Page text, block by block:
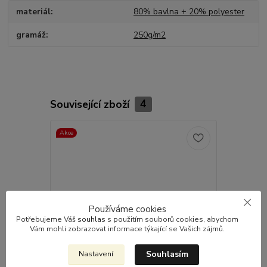
materiál 80% bavlna + 20% polyester
gramáž 250g/m2
Související zboží 4
Akce
2 290 Kč
Používáme cookies
Potřebujeme Váš souhlas s použitím souborů cookies, abychom
Vám mohli zobrazovat informace týkající se Vašich zájmů.
Nastavení Souhlasím